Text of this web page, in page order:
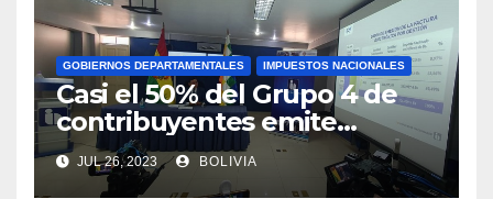
GOBIERNOS DEPARTAMENTALES IMPUESTOS NACIONALES
Casi el 50% del Grupo 4 de
contribuyentes emite
facturas en línea antes del
plazo fijado
JUL 26, 2023 BOLIVIA